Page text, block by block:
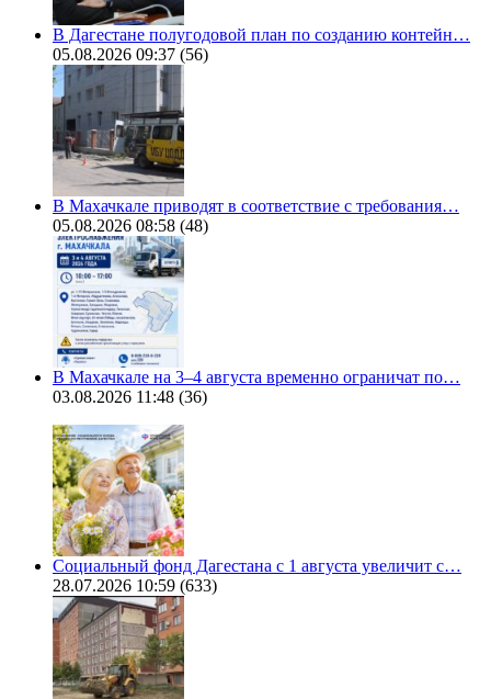
В Дагестане полугодовой план по созданию контейн…
05.08.2026 09:37 (56)
В Махачкале приводят в соответствие с требования…
05.08.2026 08:58 (48)
В Махачкале на 3–4 августа временно ограничат по…
03.08.2026 11:48 (36)
Социальный фонд Дагестана с 1 августа увеличит с…
28.07.2026 10:59 (633)